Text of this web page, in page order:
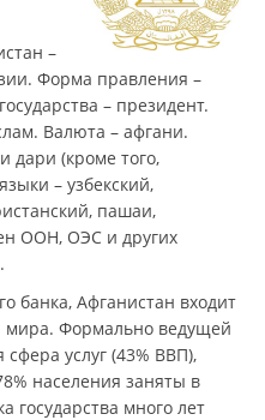
–
Форма правления –
– президент.
Валюта – афгани.
дари (кроме того,
– узбекский,
пашаи,
ООН, ОЭС и других
банка, Афганистан входит
мира. Формально ведущей
услуг (43% ВВП),
населения заняты в
государства много лет